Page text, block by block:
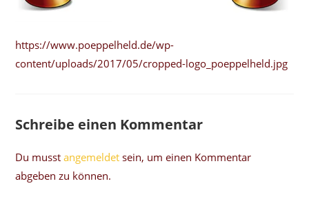
https://www.poeppelheld.de/wp-
content/uploads/2017/05/cropped-logo_poeppelheld.jpg
Schreibe einen Kommentar
Du musstangemeldet sein, um einen Kommentar
abgeben zu können.